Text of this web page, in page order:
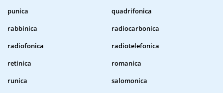
punica
quadrifonica
rabbinica
radiocarbonica
radiofonica
radiotelefonica
retinica
romanica
runica
salomonica